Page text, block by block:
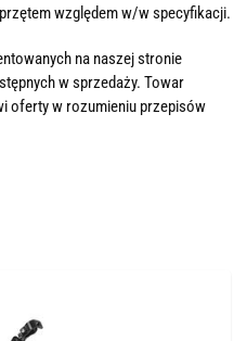
względem w/w specyfikacji.
na naszej stronie
w sprzedaży. Towar
oferty w rozumieniu przepisów